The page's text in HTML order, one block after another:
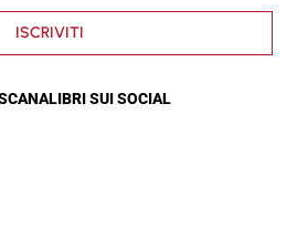
ISCRIVITI
SUI SOCIAL